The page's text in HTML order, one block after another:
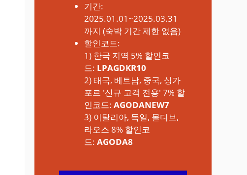
기간:
2025.01.01~2025.03.31
까지 (숙박 기간 제한 없음)
할인코드:
1) 한국 지역 5% 할인코
드: LPAGDKR10
2) 태국, 베트남, 중국, 싱가
포르 '신규 고객 전용' 7% 할
인코드: AGODANEW7
3) 이탈리아, 독일, 몰디브,
라오스 8% 할인코
드: AGODA8